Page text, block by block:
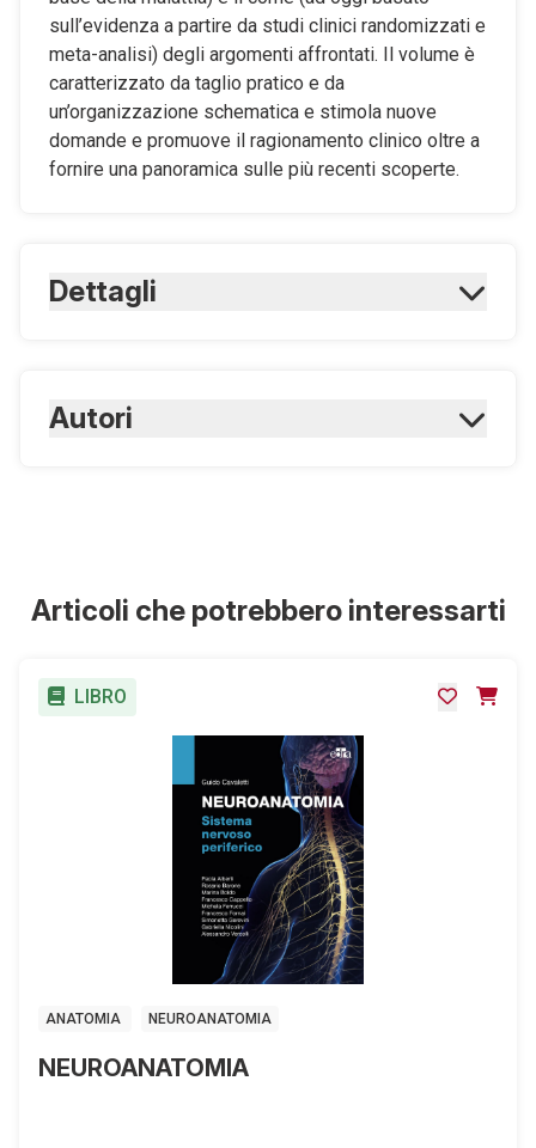
sull’evidenza a partire da studi clinici randomizzati e
meta-analisi) degli argomenti affrontati. Il volume è
caratterizzato da taglio pratico e da
un’organizzazione schematica e stimola nuove
domande e promuove il ragionamento clinico oltre a
fornire una panoramica sulle più recenti scoperte.
Dettagli
ISBN Digitale:
Autori
Articoli che potrebbero interessarti
LIBRO
ANATOMIA NEUROANATOMIA
NEUROANATOMIA